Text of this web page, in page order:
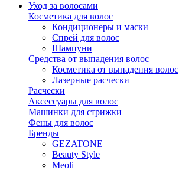
Уход за волосами
Косметика для волос
Кондиционеры и маски
Спрей для волос
Шампуни
Средства от выпадения волос
Косметика от выпадения волос
Лазерные расчески
Расчески
Аксессуары для волос
Машинки для стрижки
Фены для волос
Бренды
GEZATONE
Beauty Style
Meoli